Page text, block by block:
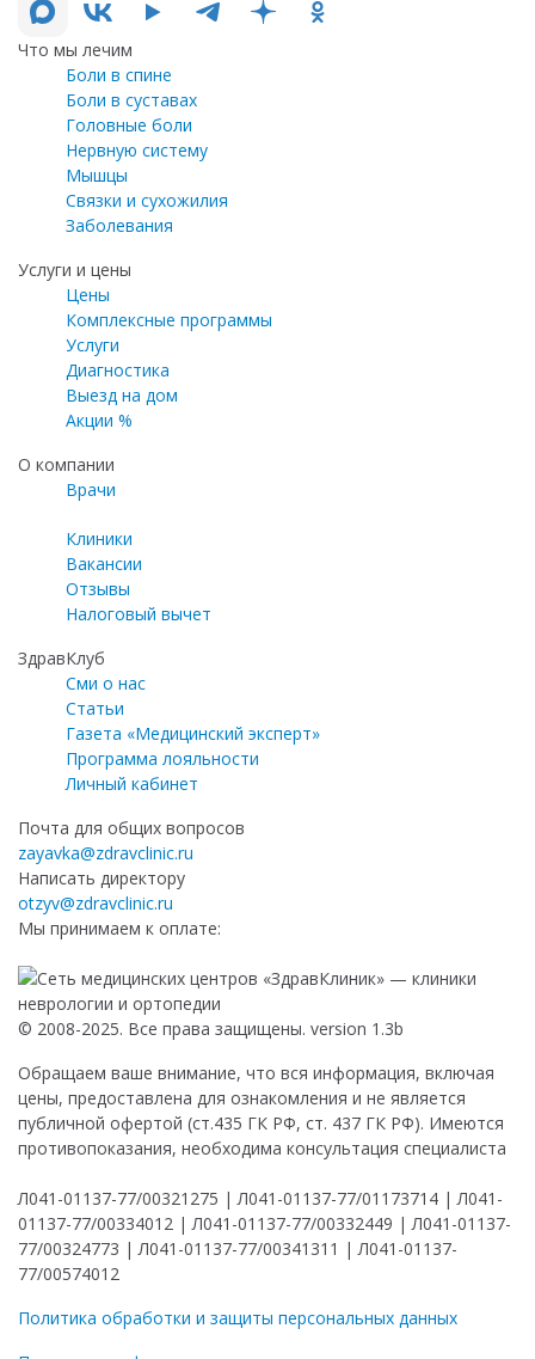
Что мы лечим
Боли в спине
Боли в суставах
Головные боли
Нервную систему
Мышцы
Связки и сухожилия
Заболевания
Услуги и цены
Цены
Комплексные программы
Услуги
Диагностика
Выезд на дом
Акции %
О компании
Врачи
Клиники
Вакансии
Отзывы
Налоговый вычет
ЗдравКлуб
Сми о нас
Статьи
Газета «Медицинский эксперт»
Программа лояльности
Личный кабинет
Почта для общих вопросов
zayavka@zdravclinic.ru
Написать директору
otzyv@zdravclinic.ru
Мы принимаем к оплате:
© 2008-2025. Все права защищены. version 1.3b
Обращаем ваше внимание, что вся информация, включая
цены, предоставлена для ознакомления и не является
публичной офертой (ст.435 ГК РФ, ст. 437 ГК РФ). Имеются
противопоказания, необходима консультация специалиста
Л041-01137-77/00321275 | Л041-01137-77/01173714 | Л041-
01137-77/00334012 | Л041-01137-77/00332449 | Л041-01137-
77/00324773 | Л041-01137-77/00341311 | Л041-01137-
77/00574012
Политика обработки и защиты персональных данных